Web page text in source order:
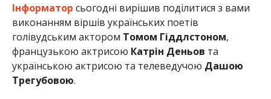
Інформатор сьогодні вирішив поділитися з вами
виконанням віршів українських поетів
голівудським актором Томом Гіддлстоном,
французькою актрисою Катрін Деньов та
українською актрисою та телеведучою Дашою
Трегубовою.